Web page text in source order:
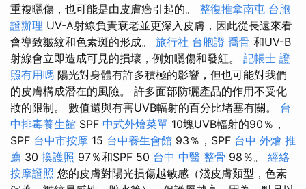
重複曬傷，也可能是由皮膚癌引起的。 整復推拿南屯 台胞
證辦理 UV-A射線負責衰老並更深入皮膚，因此從長遠來看
會導致皺紋和色素斑的形成。 旅行社 台胞證 喬骨 和UV-B
射線會立即造成可見的損壞，例如曬傷和發紅。 記帳士 證
照有用嗎 陽光對身體有許多積極的影響，但也可能對我們
的皮膚構成潛在的風險。 許多面部防曬產品的作用不受化
妝的限制。 數值還與有害UVB輻射的百分比堵塞有關。 台
中排毒養生館 SPF 中式外燴菜單 10塊UVB輻射的90％，
SPF 台中市按摩 15 台中養生會館 93％，SPF 台中 外燴 推
薦 30 換護照 97％和SPF 50 台中 中醫 整骨 98％。 經絡
按摩證照 您的皮膚對陽光損傷越敏感（淺皮膚類型，色素